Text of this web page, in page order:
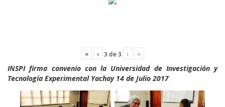
« ‹ 3de3 › »
INSPI firma convenio con la Universidad de Investigación y
Tecnología Experimental Yachay 14 de Julio 2017